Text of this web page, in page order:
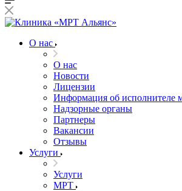
О нас
О нас
Новости
Лицензии
Информация об исполнителе
Надзорные органы
Партнеры
Вакансии
Отзывы
Услуги
Услуги
МРТ